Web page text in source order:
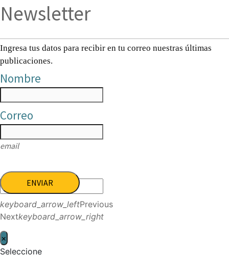
Newsletter
Ingresa tus datos para recibir en tu correo nuestras últimas
publicaciones.
Nombre
Correo
email
ENVIAR
keyboard_arrow_leftPrevious
Nextkeyboard_arrow_right
×
Seleccione